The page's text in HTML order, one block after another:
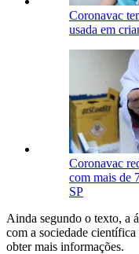
Coronavac
usada em
Coronavac
com mais de
SP
Ainda segundo o texto, a
com a sociedade
obter mais informações.